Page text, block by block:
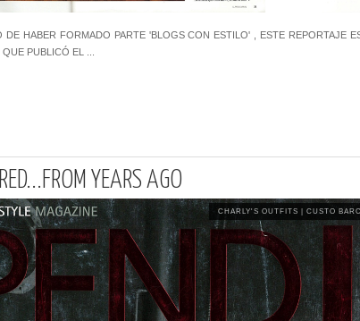
DE HABER FORMADO PARTE 'BLOGS CON ESTILO' , ESTE REPORTAJE
PUBLICÓ EL ...
YEARS AGO
CHARLY'S OUTFITS CUSTO